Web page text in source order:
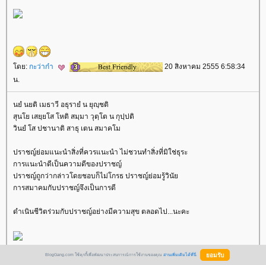
ดย: กะว่าก๋า
20 สิงหาคม 2555 6:58:34
น.
นยํ นยติ เมธาวี อธุรายํ น ยุญฺชติ
สุนโย เสยฺยโส โหติ สมฺมา วุตฺโต น กุปฺปติ
วินยํ โส ปชานาติ สาธุ เตน สมาคโม
ปราชญ์ย่อมแนะนำสิ่งที่ควรแนะนำ ไม่ชวนทำสิ่งที่มิใช่ธุระ
การแนะนำดีเป็นความดีของปราชญ์
ปราชญ์ถูกว่ากล่าวโดยชอบก็ไม่โกรธ ปราชญ์ย่อมรู้วินั
การสมาคมกับปราชญ์จึงเป็นการดี
ดำเนินชีวิตร่วมกับปราชญ์อย่างมีความสุข ตลอดไป...นะคะ
ดีใจที่คุณเทียน มีัสุขภาพแข็งแรงขึ้นแล้ว
BlogGang.com ใช้คุกกี้เพื่อพัฒนาประสบการณ์การใช้งานของคุณ อ่านเพิ่มเติมได้ที่นี่